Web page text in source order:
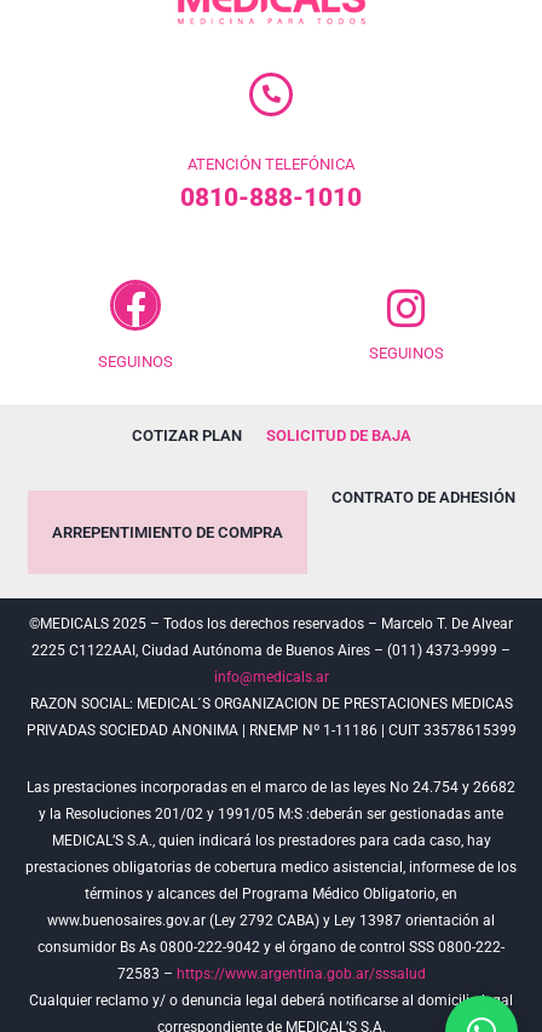
ATENCIÓN TELEFÓNICA
0810-888-1010
SEGUINOS SEGUINOS
COTIZAR PLAN SOLICITUD DE BAJA
ARREPENTIMIENTO DE COMPRA
CONTRATO DE ADHESIÓN
©MEDICALS 2025 – Todos los derechos reservados – Marcelo T. De Alvear
2225 C1122AAI, Ciudad Autónoma de Buenos Aires – (011) 4373-9999 –
info@medicals.ar
RAZON SOCIAL: MEDICAL´S ORGANIZACION DE PRESTACIONES MEDICAS
PRIVADAS SOCIEDAD ANONIMA | RNEMP Nº 1-11186 | CUIT 33578615399
Las prestaciones incorporadas en el marco de las leyes No 24.754 y 26682
y la Resoluciones 201/02 y 1991/05 M:S :deberán ser gestionadas ante
MEDICAL’S S.A., quien indicará los prestadores para cada caso, hay
prestaciones obligatorias de cobertura medico asistencial, informese de los
términos y alcances del Programa Médico Obligatorio, en
www.buenosaires.gov.ar (Ley 2792 CABA) y Ley 13987 orientación al
consumidor Bs As 0800-222-9042 y el órgano de control SSS 0800-222-
72583 – https://www.argentina.gob.ar/sssalud
Cualquier reclamo y/ o denuncia legal deberá notificarse al domicilio legal
correspondiente de MEDICAL’S S.A.